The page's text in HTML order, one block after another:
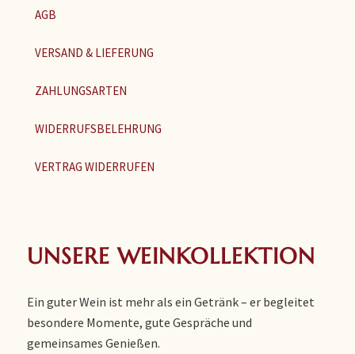
AGB
VERSAND & LIEFERUNG
ZAHLUNGSARTEN
WIDERRUFSBELEHRUNG
VERTRAG WIDERRUFEN
UNSERE WEINKOLLEKTION
Ein guter Wein ist mehr als ein Getränk – er begleitet
besondere Momente, gute Gespräche und
gemeinsames Genießen.